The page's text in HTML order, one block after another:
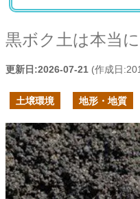
黒ボク土は本当
更新日:2026-07-21 (作成日:
土壌環境 地形・地質